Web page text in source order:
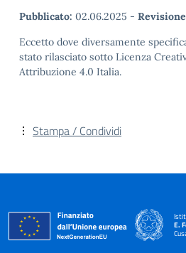
Pubblicato: 02.06.2025 -
Eccetto dove diversamente
stato rilasciato sotto Licenza
Attribuzione 4.0 Italia.
Stampa / Condividi
E.